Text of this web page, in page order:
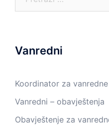
Vanredni
Koordinator za
Vanredni – obavještenja
Obavještenje za